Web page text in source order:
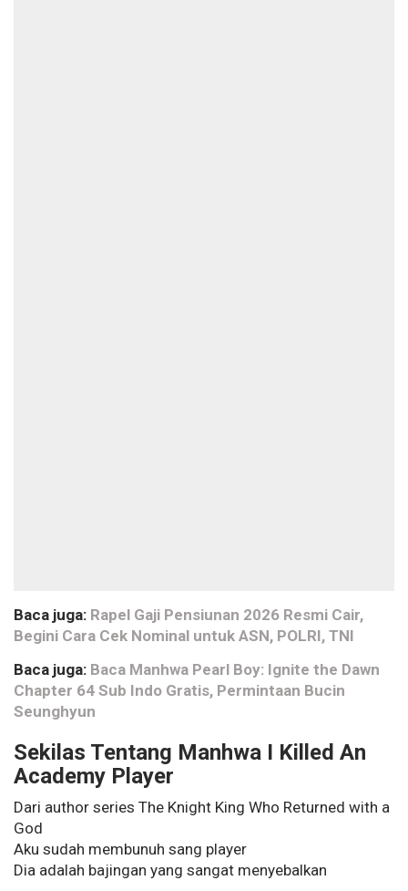
Baca juga: Rapel Gaji Pensiunan 2026 Resmi Cair,
Begini Cara Cek Nominal untuk ASN, POLRI, TNI
Baca juga: Baca Manhwa Pearl Boy: Ignite the Dawn
Chapter 64 Sub Indo Gratis, Permintaan Bucin
Seunghyun
Sekilas Tentang Manhwa I Killed An
Academy Player
Dari author series The Knight King Who Returned with a
God
Aku sudah membunuh sang player
Dia adalah bajingan yang sangat menyebalkan